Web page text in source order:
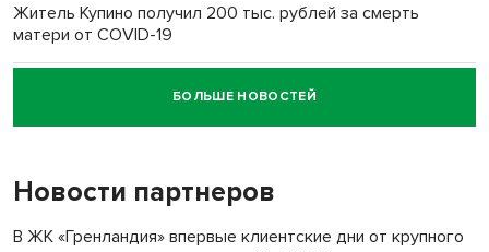
Житель Купино получил 200 тыс. рублей за смерть
матери от COVID-19
Новосибирский суд наказал водителя за смерть
пенсионерки на вокзале
«Мы живём на пастбище!»: в новосибирском селе лошади
терроризируют жителей
БОЛЬШЕ НОВОСТЕЙ
Новости партнеров
В ЖК «Гренландия» впервые клиентские дни от крупного